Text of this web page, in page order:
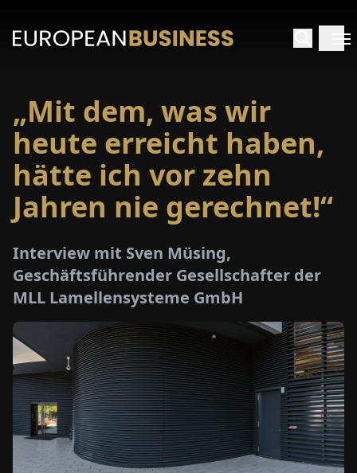
NEWS
UNS
„Mit dem, was wir
heute erreicht haben,
hätte ich vor zehn
Jahren nie gerechnet!“
Interview mit Sven Müsing,
Geschäftsführender Gesellschafter der
MLL Lamellensysteme GmbH